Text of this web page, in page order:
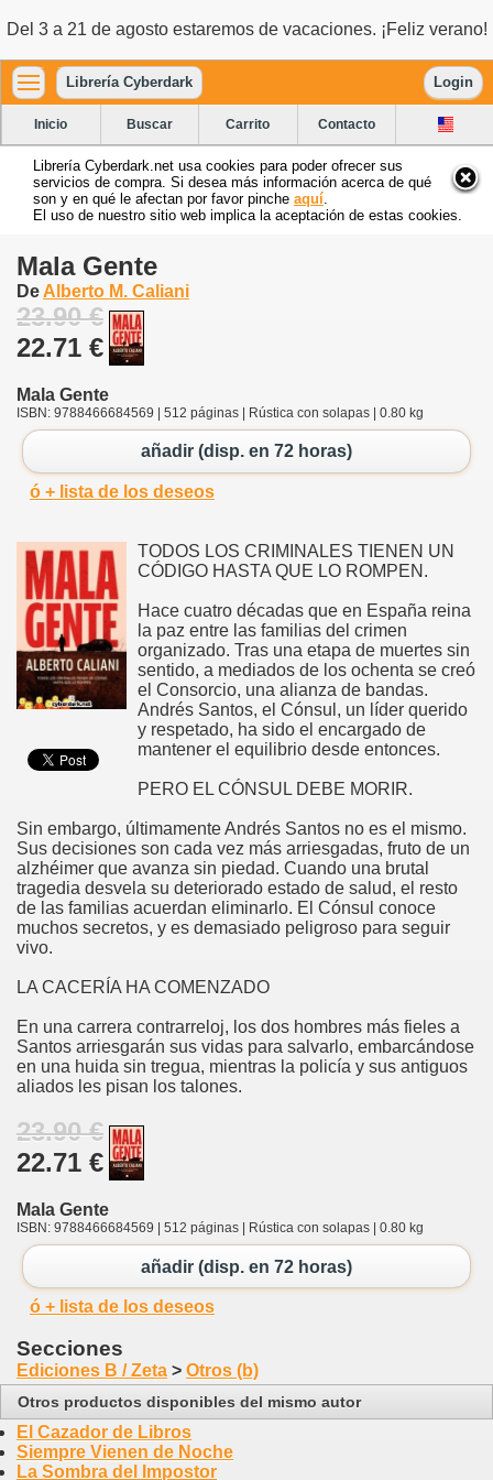
Del 3 a 21 de agosto estaremos de vacaciones. ¡Feliz verano!
Librería Cyberdark Login
Inicio Buscar Carrito Contacto
Librería Cyberdark.net usa cookies para poder ofrecer sus
servicios de compra. Si desea más información acerca de qué
son y en qué le afectan por favor pinche aquí
El uso de nuestro sitio web implica la aceptación de estas cookies.
Mala Gente
De Alberto M. Caliani
23.90 €
22.71 €
Mala Gente
ISBN: 9788466684569 | 512 páginas | Rústica con solapas | 0.80 kg
añadir (disp. en 72 horas)
ó + lista de los deseos
TODOS LOS CRIMINALES TIENEN UN
CÓDIGO HASTA QUE LO ROMPEN.
Hace cuatro décadas que en España reina
la paz entre las familias del crimen
organizado. Tras una etapa de muertes sin
sentido, a mediados de los ochenta se creó
el Consorcio, una alianza de bandas.
Andrés Santos, el Cónsul, un líder querido
y respetado, ha sido el encargado de
mantener el equilibrio desde entonces.
PERO EL CÓNSUL DEBE MORIR.
Sin embargo, últimamente Andrés Santos no es el mismo.
Sus decisiones son cada vez más arriesgadas, fruto de un
alzhéimer que avanza sin piedad. Cuando una brutal
tragedia desvela su deteriorado estado de salud, el resto
de las familias acuerdan eliminarlo. El Cónsul conoce
muchos secretos, y es demasiado peligroso para seguir
vivo.
LA CACERÍA HA COMENZADO
En una carrera contrarreloj, los dos hombres más fieles a
Santos arriesgarán sus vidas para salvarlo, embarcándose
en una huida sin tregua, mientras la policía y sus antiguos
aliados les pisan los talones.
23.90 €
22.71 €
Mala Gente
ISBN: 9788466684569 | 512 páginas | Rústica con solapas | 0.80 kg
añadir (disp. en 72 horas)
ó + lista de los deseos
Secciones
Ediciones B / Zeta > Otros (b)
Otros productos disponibles del mismo autor
El Cazador de Libros
Siempre Vienen de Noche
La Sombra del Impostor